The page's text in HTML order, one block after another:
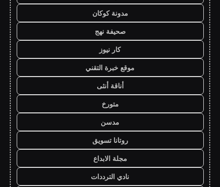
مدونة كوكان
صحيفة نهج
كار نيوز
موقع خبرة التقني
أناقة أنثى
متورخ
مدسن
روتانا تسويق
مجلة الابداع
نادي الترددات